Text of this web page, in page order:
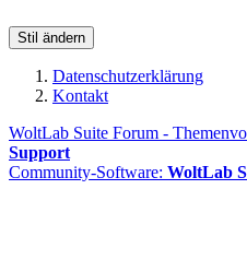
Stil ändern
Datenschutzerklärung
Kontakt
WoltLab Suite Forum -
Support
Community-Software: WoltLab